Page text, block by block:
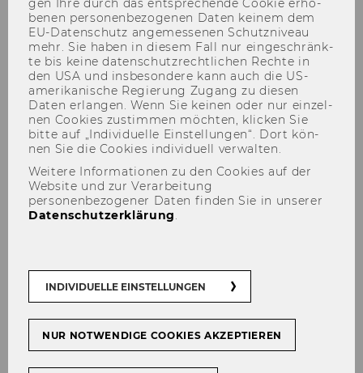
Virtuelle Ausstellung -
FREIWIRTSCHAFTLICHE
MARKIERUNGEN
Ge­leit­wort
Bil­der­ga­le­rie
gen Ihre durch das ent­spre­chen­de Coo­kie er­ho­
be­nen per­so­nen­be­zo­ge­nen Daten kei­nem dem
EU-​Datenschutz an­ge­mes­se­nen Schutz­ni­veau
mehr. Sie haben in die­sem Fall nur ein­ge­schränk­
te bis keine da­ten­schutz­recht­li­chen Rech­te in
den USA und ins­be­son­de­re kann auch die US-​
amerikanische Re­gie­rung Zu­gang zu die­sen
Daten er­lan­gen. Wenn Sie kei­nen oder nur ein­zel­
nen Coo­kies zu­stim­men möch­ten, kli­cken Sie
bitte auf „In­di­vi­du­el­le Ein­stel­lun­gen“. Dort kön­
nen Sie die Coo­kies in­di­vi­du­ell ver­wal­ten.
Weitere Informationen zu den Cookies auf der
Website und zur Verarbeitung
personenbezogener Daten finden Sie in unserer
Datenschutzerklärung.
INDIVIDUELLE EINSTELLUNGEN
NUR NOTWENDIGE COOKIES AKZEPTIEREN